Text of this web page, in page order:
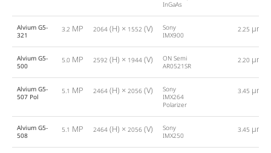
InGaAs
Alvium G5-
321
3.2 MP 2064 (H) × 1552 (V)
Sony
IMX900
2.25 µm
Alvium G5-
500
5.0 MP 2592 (H) × 1944 (V)
ON Semi
AR0521SR
2.20 µm
Alvium G5-
507 Pol
5.1 MP 2464 (H) × 2056 (V)
Sony
IMX264
Polarizer
3.45 µm
Alvium G5-
508
5.1 MP 2464 (H) × 2056 (V)
Sony
IMX250
3.45 µm